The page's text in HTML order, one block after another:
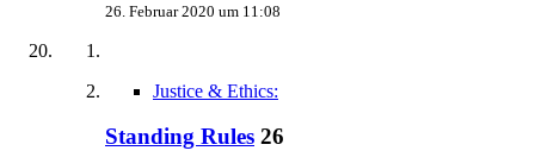
26. Februar 2020 um 11:08
Justice & Ethics:
Standing Rules 26